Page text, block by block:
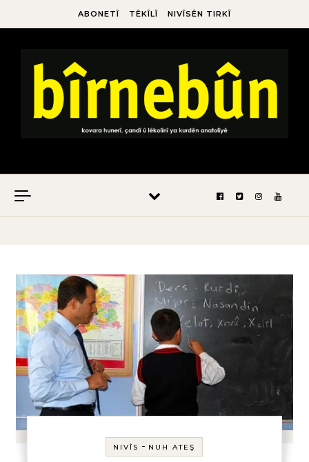
ABONETÎ TÊKÎLÎ NIVÎSÊN TIRKÎ
NIVÎS - NUH ATEŞ